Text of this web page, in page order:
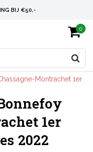
BIJ €50,-
BIJ € 75
AB € 75
0
Montrachet 1er
1er
2022